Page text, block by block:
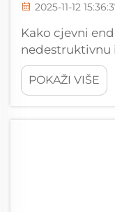
2025-11-12
Kako cjevni
nedestruktivnu
Razumijevanje
(RVI) za
vizualni
POKAŽI VIŠE